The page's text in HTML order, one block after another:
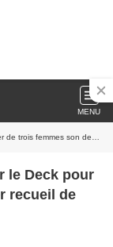
MENU
de nouvelles paru au Vent des îles
le Deck pour
recueil de